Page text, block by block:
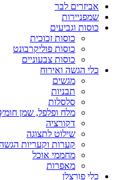
אביזרים לבר
שמפניירות
כוסות וגביעים
כוסות זכוכית
כוסות פוליקרבונט
כוסות צבעוניים
כלי הגשה ואירוח
מגשים
תבניות
סלסלות
מלח ופלפל, שמן
דקורציה
שילוט לתצוגה
קערות וקעריות
מחממי אוכל
מאפרות
כלי פורצלן